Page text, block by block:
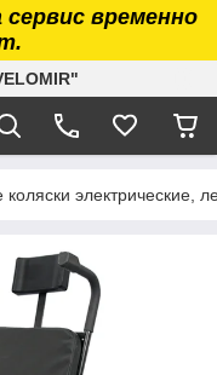
временно
электрические,